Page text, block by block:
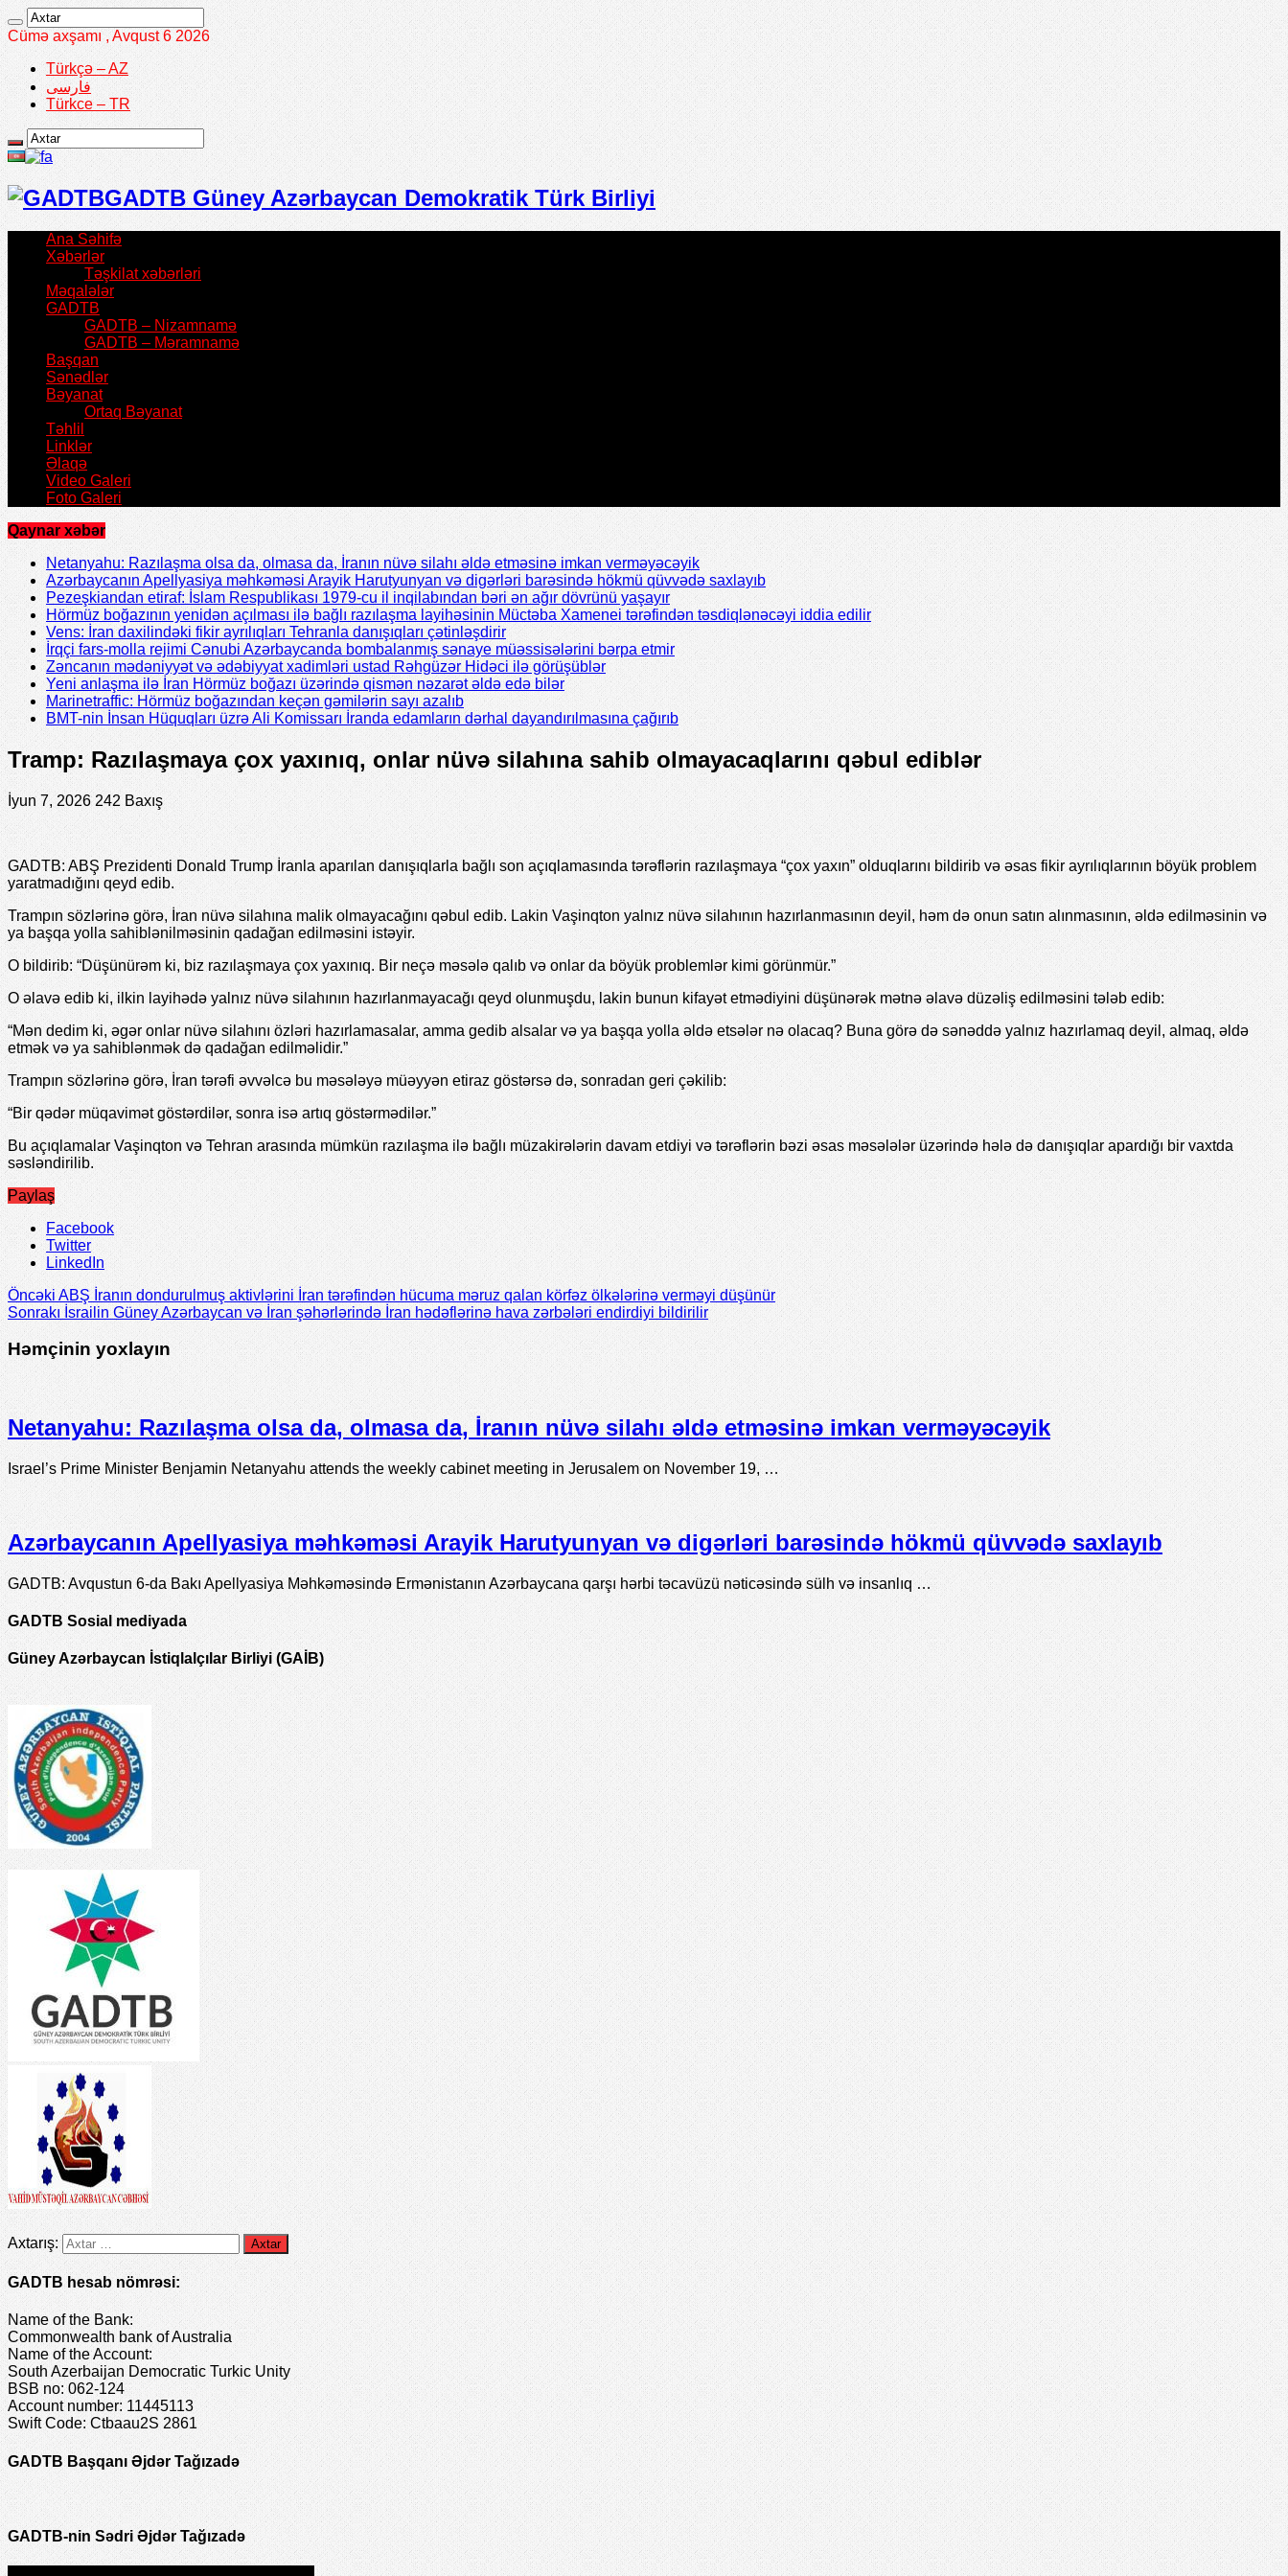
Cümə axşamı , Avqust 6 2026
Türkçə – AZ
فارسی
Türkce – TR
GADTB Güney Azərbaycan Demokratik Türk Birliyi
Ana Səhifə
Xəbərlər
Təşkilat xəbərləri
Məqalələr
GADTB
GADTB – Nizamnamə
GADTB – Məramnamə
Başqan
Sənədlər
Bəyanat
Ortaq Bəyanat
Təhlil
Linklər
Əlaqə
Video Galeri
Foto Galeri
Qaynar xəbər
Netanyahu: Razılaşma olsa da, olmasa da, İranın nüvə silahı əldə etməsinə imkan verməyəcəyik
Azərbaycanın Apellyasiya məhkəməsi Arayik Harutyunyan və digərləri barəsində hökmü qüvvədə saxlayıb
Pezeşkiandan etiraf: İslam Respublikası 1979-cu il inqilabından bəri ən ağır dövrünü yaşayır
Hörmüz boğazının yenidən açılması ilə bağlı razılaşma layihəsinin Müctəba Xamenei tərəfindən təsdiqlənəcəyi iddia edilir
Vens: İran daxilindəki fikir ayrılıqları Tehranla danışıqları çətinləşdirir
İrqçi fars-molla rejimi Cənubi Azərbaycanda bombalanmış sənaye müəssisələrini bərpa etmir
Zəncanın mədəniyyət və ədəbiyyat xadimləri ustad Rəhgüzər Hidəci ilə görüşüblər
Yeni anlaşma ilə İran Hörmüz boğazı üzərində qismən nəzarət əldə edə bilər
Marinetraffic: Hörmüz boğazından keçən gəmilərin sayı azalıb
BMT-nin İnsan Hüquqları üzrə Ali Komissarı İranda edamların dərhal dayandırılmasına çağırıb
Tramp: Razılaşmaya çox yaxınıq, onlar nüvə silahına sahib olmayacaqlarını qəbul ediblər
İyun 7, 2026 242 Baxış
GADTB: ABŞ Prezidenti Donald Trump İranla aparılan danışıqlarla bağlı son açıqlamasında tərəflərin razılaşmaya “çox yaxın” olduqlarını bildirib və əsas fikir ayrılıqlarının böyük problem
yaratmadığını qeyd edib.
Trampın sözlərinə görə, İran nüvə silahına malik olmayacağını qəbul edib. Lakin Vaşinqton yalnız nüvə silahının hazırlanmasının deyil, həm də onun satın alınmasının, əldə edilməsinin və
ya başqa yolla sahiblənilməsinin qadağan edilməsini istəyir.
O bildirib: “Düşünürəm ki, biz razılaşmaya çox yaxınıq. Bir neçə məsələ qalıb və onlar da böyük problemlər kimi görünmür.”
O əlavə edib ki, ilkin layihədə yalnız nüvə silahının hazırlanmayacağı qeyd olunmuşdu, lakin bunun kifayət etmədiyini düşünərək mətnə əlavə düzəliş edilməsini tələb edib:
“Mən dedim ki, əgər onlar nüvə silahını özləri hazırlamasalar, amma gedib alsalar və ya başqa yolla əldə etsələr nə olacaq? Buna görə də sənəddə yalnız hazırlamaq deyil, almaq, əldə
etmək və ya sahiblənmək də qadağan edilməlidir.”
Trampın sözlərinə görə, İran tərəfi əvvəlcə bu məsələyə müəyyən etiraz göstərsə də, sonradan geri çəkilib:
“Bir qədər müqavimət göstərdilər, sonra isə artıq göstərmədilər.”
Bu açıqlamalar Vaşinqton və Tehran arasında mümkün razılaşma ilə bağlı müzakirələrin davam etdiyi və tərəflərin bəzi əsas məsələlər üzərində hələ də danışıqlar apardığı bir vaxtda
səsləndirilib.
Paylaş
Facebook
Twitter
LinkedIn
Öncəki ABŞ İranın dondurulmuş aktivlərini İran tərəfindən hücuma məruz qalan körfəz ölkələrinə verməyi düşünür
Sonrakı İsrailin Güney Azərbaycan və İran şəhərlərində İran hədəflərinə hava zərbələri endirdiyi bildirilir
Həmçinin yoxlayın
Netanyahu: Razılaşma olsa da, olmasa da, İranın nüvə silahı əldə etməsinə imkan verməyəcəyik
Israel’s Prime Minister Benjamin Netanyahu attends the weekly cabinet meeting in Jerusalem on November 19, …
Azərbaycanın Apellyasiya məhkəməsi Arayik Harutyunyan və digərləri barəsində hökmü qüvvədə saxlayıb
GADTB: Avqustun 6-da Bakı Apellyasiya Məhkəməsində Ermənistanın Azərbaycana qarşı hərbi təcavüzü nəticəsində sülh və insanlıq …
GADTB Sosial mediyada
Güney Azərbaycan İstiqlalçılar Birliyi (GAİB)
Axtarış:
GADTB hesab nömrəsi:
Name of the Bank:
Commonwealth bank of Australia
Name of the Account:
South Azerbaijan Democratic Turkic Unity
BSB no: 062-124
Account number: 11445113
Swift Code: Ctbaau2S 2861
GADTB Başqanı Əjdər Tağızadə
GADTB-nin Sədri Əjdər Tağızadə